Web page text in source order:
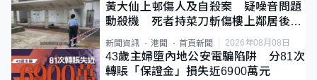
黃大仙上邨傷人及自殺案 疑噪音問題
動殺機 死者持菜刀斬傷樓上鄰居後墮
新聞資訊 港聞 首頁新聞 2026年08月08日
43歲主婦墮內地公安電騙陷阱 分81次
轉賬「保證金」損失近6900萬元